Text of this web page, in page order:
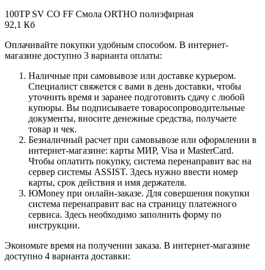
100TP SV СО FF Смола ORTHO полиэфирная
92,1 Кб
Оплачивайте покупки удобным способом. В интернет-
магазине доступно 3 варианта оплаты:
Наличные при самовывозе или доставке курьером.
Специалист свяжется с вами в день доставки, чтобы
уточнить время и заранее подготовить сдачу с любой
купюры. Вы подписываете товаросопроводительные
документы, вносите денежные средства, получаете
товар и чек.
Безналичный расчет при самовывозе или оформлении в
интернет-магазине: карты МИР, Visa и MasterCard.
Чтобы оплатить покупку, система перенаправит вас на
сервер системы ASSIST. Здесь нужно ввести номер
карты, срок действия и имя держателя.
ЮMoney при онлайн-заказе. Для совершения покупки
система перенаправит вас на страницу платежного
сервиса. Здесь необходимо заполнить форму по
инструкции.
Экономьте время на получении заказа. В интернет-магазине
доступно 4 варианта доставки: